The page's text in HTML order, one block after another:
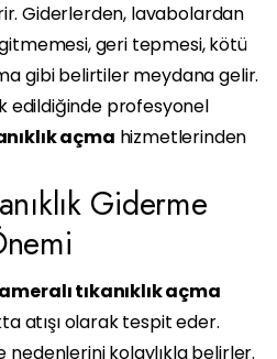
Giderlerden, lavabolardan
geri tepmesi, kötü
gibi belirtiler meydana gelir.
edildiğinde profesyonel
açma hizmetlerinden
Giderme
tıkanıklık açma
atışı olarak tespit eder.
nedenlerini kolaylıkla belirler.